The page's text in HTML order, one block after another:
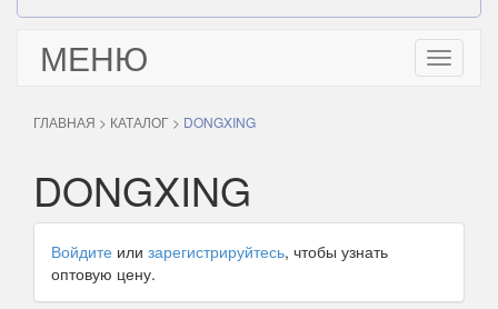
МЕНЮ
Toggle
ГЛАВНАЯ > КАТАЛОГ > DONGXING
DONGXING
Войдите или зарегистрируйтесь, чтобы узнать
оптовую цену.